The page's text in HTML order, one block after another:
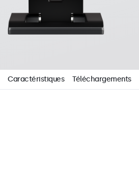
Caractéristiques Téléchargements